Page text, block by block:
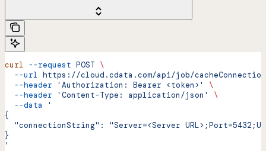
curl --request POST \
  --url
https://cloud.cdata.com/api/job/cacheConnection
  --header
'Authorization: Bearer <token>'
\
  --header
'Content-Type: application/json'
\
  --data
'
{
"connectionString": "Server=<Server
}
'